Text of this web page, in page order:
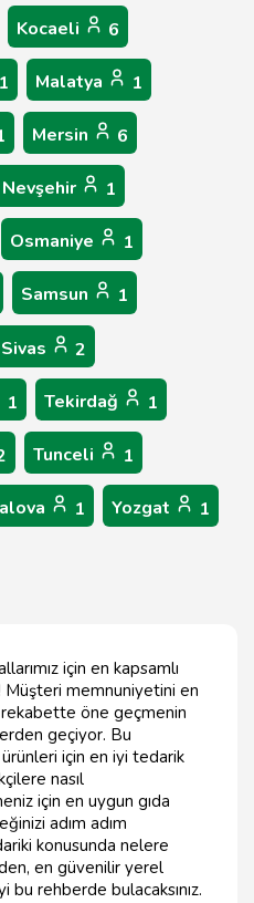
Kocaeli 6
1 Malatya 1
Mersin 6
Nevşehir 1
Osmaniye 1
Samsun 1
Sivas 2
1 Tekirdağ 1
Tunceli 1
1 Yozgat 1
için en kapsamlı
Müşteri memnuniyetini en
rekabette öne geçmenin
geçiyor. Bu
için en iyi tedarik
nasıl
için en uygun gıda
adım adım
konusunda nelere
en güvenilir yerel
rehberde bulacaksınız.